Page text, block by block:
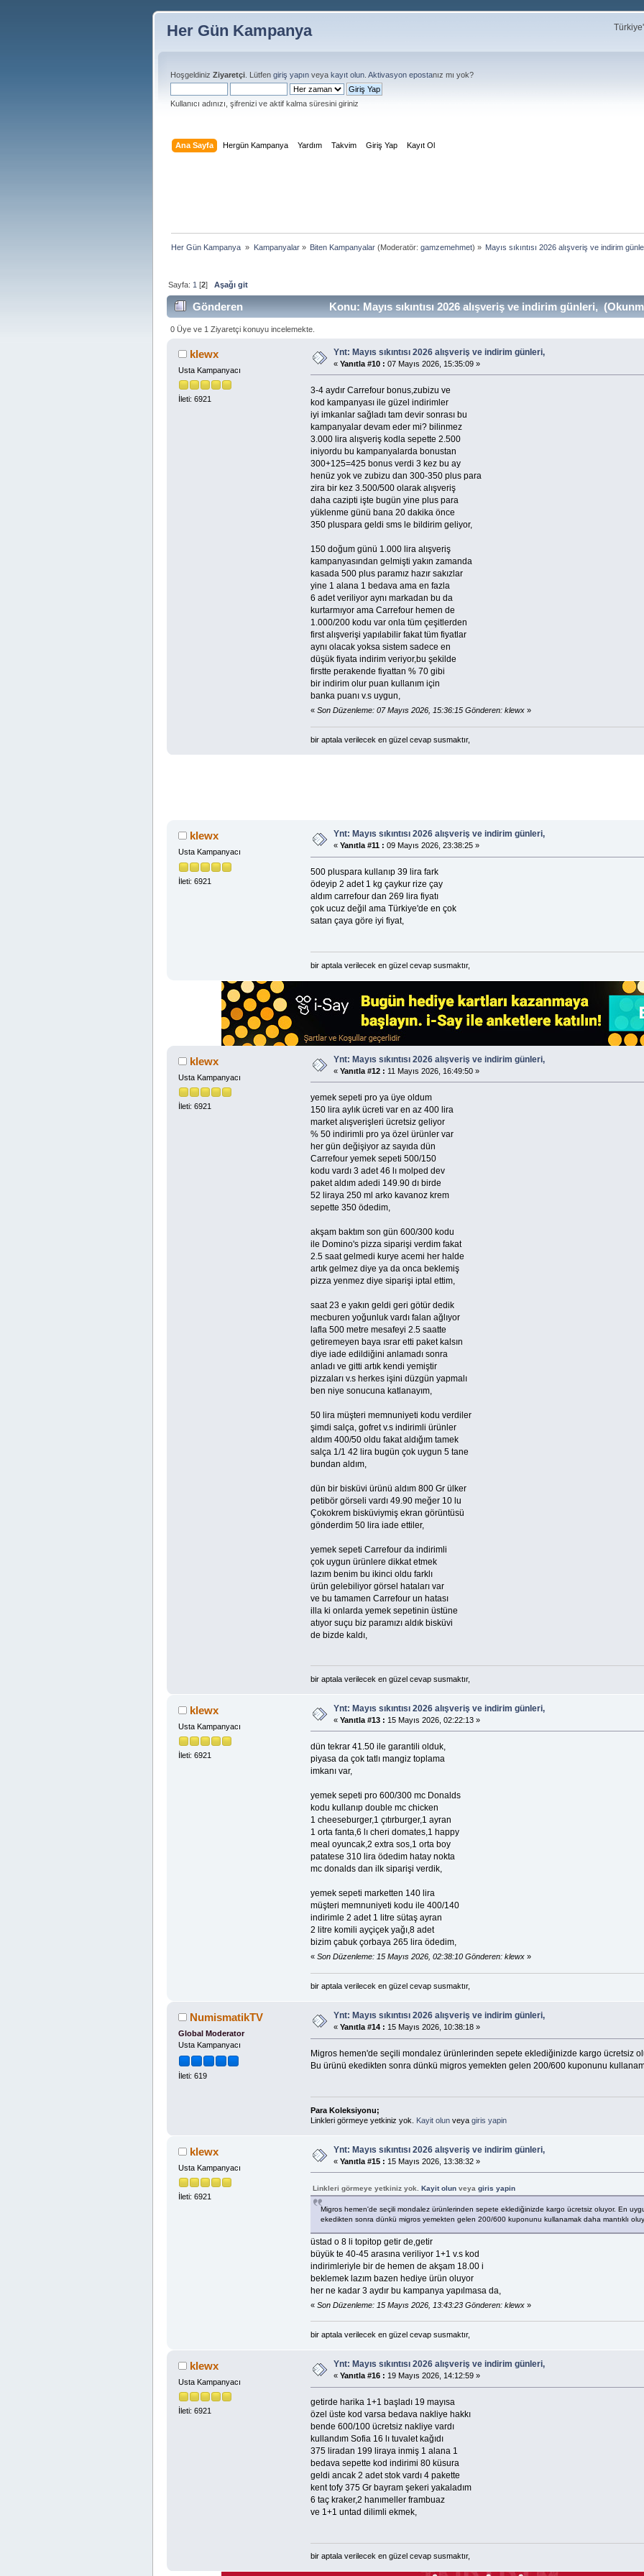
Her Gün Kampanya
Hoşgeldiniz Ziyaretçi . Lütfen giriş yapın veya kayıt olun Aktivasyon epostanız mı yok?
Kullanıcı adınızı, şifrenizi ve aktif kalma süresini giriniz
Ana Sayfa Hergün Kampanya Yardım Takvim Giriş Yap Kayıt Ol
Her Gün Kampanya » Kampanyalar» Biten Kampanyalar(Moderatör: gamzemehmet) » Mayıs sıkıntısı 2026 alışveriş ve indirim
Sayfa: 1 [2]Aşağı git
Gönderen Konu: Mayıs sıkıntısı 2026 alışveriş ve indirim günleri,
0 Üye ve 1 Ziyaretçi konuyu incelemekte.
klewx
Usta Kampanyacı
İleti: 6921
Ynt: Mayıs sıkıntısı 2026 alışveriş ve indirim günleri,
« Yanıtla #10 : 07 Mayıs 2026, 15:35:09 »
3-4 aydır Carrefour bonus,zubizu ve
kod kampanyası ile güzel indirimler
iyi imkanlar sağladı tam devir sonrası bu
kampanyalar devam eder mi? bilinmez
3.000 lira alışveriş kodla sepette 2.500
iniyordu bu kampanyalarda bonustan
300+125=425 bonus verdi 3 kez bu ay
henüz yok ve zubizu dan 300-350 plus para
zira bir kez 3.500/500 olarak alışveriş
daha cazipti işte bugün yine plus para
yüklenme günü bana 20 dakika önce
350 pluspara geldi sms le bildirim geliyor,
150 doğum günü 1.000 lira alışveriş
kampanyasından gelmişti yakın zamanda
kasada 500 plus paramız hazır sakızlar
yine 1 alana 1 bedava ama en fazla
6 adet veriliyor aynı markadan bu da
kurtarmıyor ama Carrefour hemen de
1.000/200 kodu var onla tüm çeşitlerden
first alışverişi yapılabilir fakat tüm fiyatlar
aynı olacak yoksa sistem sadece en
düşük fiyata indirim veriyor,bu şekilde
firstte perakende fiyattan % 70 gibi
bir indirim olur puan kullanım için
banka puanı v.s uygun,
« Son Düzenleme: 07 Mayıs 2026, 15:36:15 Gönderen: klewx»
bir aptala verilecek en güzel cevap susmaktır,
klewx
Usta Kampanyacı
İleti: 6921
Ynt: Mayıs sıkıntısı 2026 alışveriş ve indirim günleri,
« Yanıtla #11 : 09 Mayıs 2026, 23:38:25 »
500 pluspara kullanıp 39 lira fark
ödeyip 2 adet 1 kg çaykur rize çay
aldım carrefour dan 269 lira fiyatı
çok ucuz değil ama Türkiye'de en çok
satan çaya göre iyi fiyat,
bir aptala verilecek en güzel cevap susmaktır,
klewx
Usta Kampanyacı
İleti: 6921
Ynt: Mayıs sıkıntısı 2026 alışveriş ve indirim günleri,
« Yanıtla #12 : 11 Mayıs 2026, 16:49:50 »
yemek sepeti pro ya üye oldum
150 lira aylık ücreti var en az 400 lira
market alışverişleri ücretsiz geliyor
% 50 indirimli pro ya özel ürünler var
her gün değişiyor az sayıda dün
Carrefour yemek sepeti 500/150
kodu vardı 3 adet 46 lı molped dev
paket aldım adedi 149.90 dı birde
52 liraya 250 ml arko kavanoz krem
sepette 350 ödedim,
akşam baktım son gün 600/300 kodu
ile Domino's pizza siparişi verdim fakat
2.5 saat gelmedi kurye acemi her halde
artık gelmez diye ya da onca beklemiş
pizza yenmez diye siparişi iptal ettim,
saat 23 e yakın geldi geri götür dedik
mecburen yoğunluk vardı falan ağlıyor
lafla 500 metre mesafeyi 2.5 saatte
getiremeyen baya ısrar etti paket kalsın
diye iade edildiğini anlamadı sonra
anladı ve gitti artık kendi yemiştir
pizzaları v.s herkes işini düzgün yapmalı
ben niye sonucuna katlanayım,
50 lira müşteri memnuniyeti kodu verdiler
şimdi salça, gofret v.s indirimli ürünler
aldım 400/50 oldu fakat aldığım tamek
salça 1/1 42 lira bugün çok uygun 5 tane
bundan aldım,
dün bir bisküvi ürünü aldım 800 Gr ülker
petibör görseli vardı 49.90 meğer 10 lu
Çokokrem bisküviymiş ekran görüntüsü
gönderdim 50 lira iade ettiler,
yemek sepeti Carrefour da indirimli
çok uygun ürünlere dikkat etmek
lazım benim bu ikinci oldu farklı
ürün gelebiliyor görsel hataları var
ve bu tamamen Carrefour un hatası
illa ki onlarda yemek sepetinin üstüne
atıyor suçu biz paramızı aldık bisküvi
de bizde kaldı,
bir aptala verilecek en güzel cevap susmaktır,
klewx
Usta Kampanyacı
İleti: 6921
Ynt: Mayıs sıkıntısı 2026 alışveriş ve indirim günleri,
« Yanıtla #13 : 15 Mayıs 2026, 02:22:13 »
dün tekrar 41.50 ile garantili olduk,
piyasa da çok tatlı mangiz toplama
imkanı var,
yemek sepeti pro 600/300 mc Donalds
kodu kullanıp double mc chicken
1 cheeseburger,1 çıtırburger,1 ayran
1 orta fanta,6 lı cheri domates,1 happy
meal oyuncak,2 extra sos,1 orta boy
patatese 310 lira ödedim hatay nokta
mc donalds dan ilk siparişi verdik,
yemek sepeti marketten 140 lira
müşteri memnuniyeti kodu ile 400/140
indirimle 2 adet 1 litre sütaş ayran
2 litre komili ayçiçek yağı,8 adet
bizim çabuk çorbaya 265 lira ödedim,
« Son Düzenleme: 15 Mayıs 2026, 02:38:10 Gönderen: klewx»
bir aptala verilecek en güzel cevap susmaktır,
NumismatikTV
Global Moderator
Usta Kampanyacı
İleti: 619
Ynt: Mayıs sıkıntısı 2026 alışveriş ve indirim günleri,
« Yanıtla #14 : 15 Mayıs 2026, 10:38:18 »
Migros hemen'de seçili mondalez ürünlerinden sepete eklediğinizde kargo ücretsiz
Bu ürünü ekedikten sonra dünkü migros yemekten gelen 200/600 kuponunu
Para Koleksiyonu;
Linkleri görmeye yetkiniz yok.
Kayit olunveya giris yapin
klewx
Usta Kampanyacı
İleti: 6921
Ynt: Mayıs sıkıntısı 2026 alışveriş ve indirim günleri,
« Yanıtla #15 : 15 Mayıs 2026, 13:38:32 »
Linkleri görmeye yetkiniz yok. Kayit olunveya giris yapin
Migros hemen'de seçili mondalez ürünlerinden sepete eklediğinizde kargo ücretsiz oluyor. En
ekedikten sonra dünkü migros yemekten gelen 200/600 kuponunu kullanamak daha mantıklı
üstad o 8 li topitop getir de,getir
büyük te 40-45 arasına veriliyor 1+1 v.s kod
indirimleriyle bir de hemen de akşam 18.00 i
beklemek lazım bazen hediye ürün oluyor
her ne kadar 3 aydır bu kampanya yapılmasa da,
« Son Düzenleme: 15 Mayıs 2026, 13:43:23 Gönderen: klewx»
bir aptala verilecek en güzel cevap susmaktır,
klewx
Usta Kampanyacı
İleti: 6921
Ynt: Mayıs sıkıntısı 2026 alışveriş ve indirim günleri,
« Yanıtla #16 : 19 Mayıs 2026, 14:12:59 »
getirde harika 1+1 başladı 19 mayısa
özel üste kod varsa bedava nakliye hakkı
bende 600/100 ücretsiz nakliye vardı
kullandım Sofia 16 lı tuvalet kağıdı
375 liradan 199 liraya inmiş 1 alana 1
bedava sepette kod indirimi 80 küsura
geldi ancak 2 adet stok vardı 4 pakette
kent tofy 375 Gr bayram şekeri yakaladım
6 taç kraker,2 hanımeller frambuaz
ve 1+1 untad dilimli ekmek,
bir aptala verilecek en güzel cevap susmaktır,